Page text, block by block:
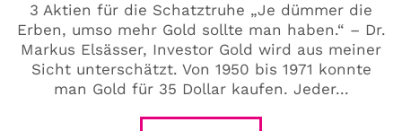
3 Aktien für die Schatztruhe „Je dümmer die
Erben, umso mehr Gold sollte man haben.“ – Dr.
Markus Elsässer, Investor Gold wird aus meiner
Sicht unterschätzt. Von 1950 bis 1971 konnte
man Gold für 35 Dollar kaufen. Jeder...